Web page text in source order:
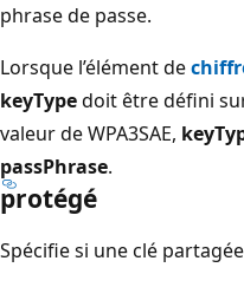
phrase de passe.
Lorsque l’élément de
keyTypedoit être défini
valeur de WPA3SAE,
passPhrase.
protégé
Spécifie si une clé